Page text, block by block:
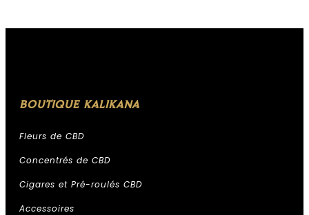
BOUTIQUE KALIKANA
Fleurs de CBD
Concentrés de CBD
Cigares et Pré-roulés CBD
Accessoires